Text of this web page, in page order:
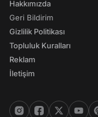
Hakkımızda
Geri Bildirim
Gizlilik Politikası
Topluluk Kuralları
Reklam
İletişim